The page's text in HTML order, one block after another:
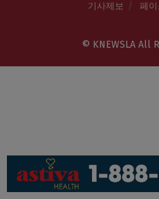
기사제보
페
© KNEWSLA All